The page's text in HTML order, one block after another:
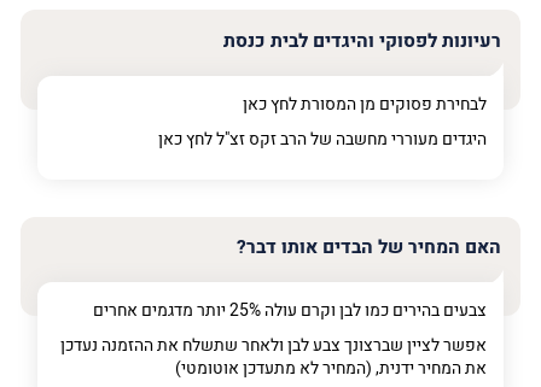
רעיונות לפסוקי והיגדים לבית כנסת
לבחירת פסוקים מן המסורת לחץכאן
היגדים מעוררי מחשבה של הרב זקס זצ"ל לחץכאן
האם המחיר של הבדים אותו דבר?
צבעים בהירים כמו לבן וקרם עולה 25% יותר מדגמים אחרים
אפשר לציין שברצונך צבע לבן ולאחר שתשלח את ההזמנה נעדכן
את המחיר ידנית, (המחיר לא מתעדכן אוטומטי)